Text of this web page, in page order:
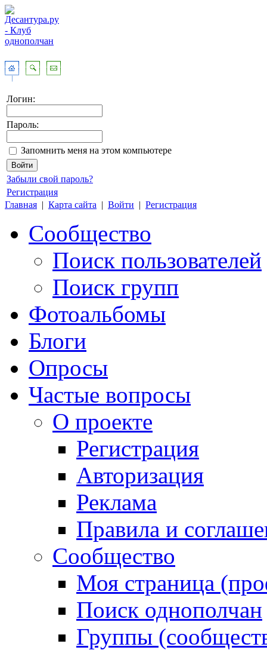
Логин:
Пароль:
Запомнить меня на этом компьютере
Забыли свой пароль?
Регистрация
Главная | Карта сайта | Войти | Регистрация
Сообщество
Поиск пользователей
Поиск групп
Фотоальбомы
Блоги
Опросы
Частые вопросы
О проекте
Регистрация
Авторизация
Реклама
Правила и
Сообщество
Моя страница
Поиск однополчан
Группы